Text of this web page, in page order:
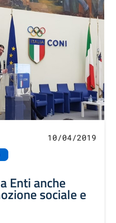
10/04/2019
Enti anche
sociale e